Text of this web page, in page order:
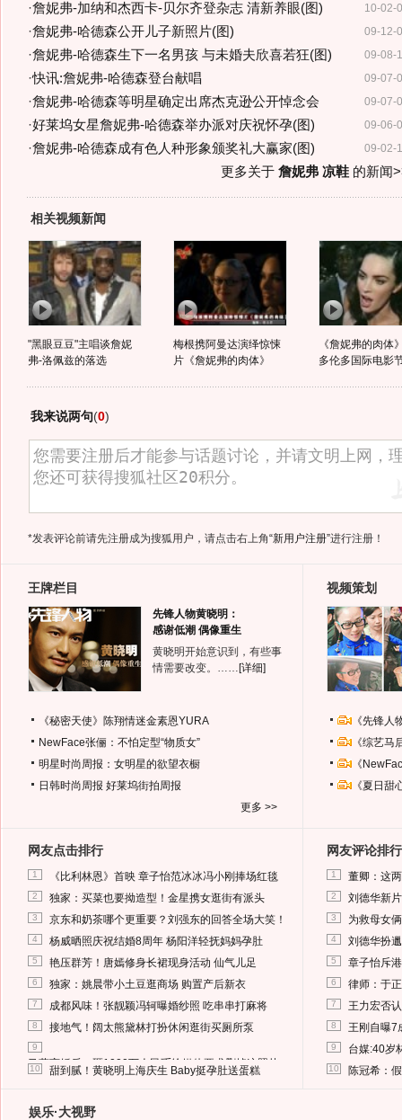
10-02-
·詹妮弗-加纳和杰西卡-贝尔齐登杂志 清新养眼(图)
09-12-
·詹妮弗-哈德森公开儿子新照片(图)
09-08-
·詹妮弗-哈德森生下一名男孩 与未婚夫欣喜若狂(图)
09-07-
·快讯:詹妮弗-哈德森登台献唱
09-07-
·詹妮弗-哈德森等明星确定出席杰克逊公开悼念会
09-06-
·好莱坞女星詹妮弗-哈德森举办派对庆祝怀孕(图)
09-02-
·詹妮弗-哈德森成有色人种形象颁奖礼大赢家(图)
更多关于 詹妮弗 凉鞋的新闻
相关视频新闻
"黑眼豆豆"主唱谈詹妮
弗-洛佩兹的落选
梅根携阿曼达演绎惊悚
片《詹妮弗的肉体》
《詹妮弗的肉体
多伦多国际电影
我来说两句(0)
*发表评论前请先注册成为搜狐用户，请点击右上角“新用户注册”进行注册！
王牌栏目
先锋人物黄晓明：
感谢低潮 偶像重生
黄晓明开始意识到，有些事
情需要改变。…… [详细]
《秘密天使》陈翔情迷金素恩YURA
NewFace张俪：不怕定型“物质女”
明星时尚周报：女明星的欲望衣橱
日韩时尚周报 好莱坞街拍周报
更多 >>
视频策划
《先锋
《综艺
《
《夏日
网友点击排行
1 《比利林恩》首映 章子怡范冰冰冯小刚捧场红毯
2 独家：买菜也要拗造型！金星携女逛街有派头
3 京东和奶茶哪个更重要？刘强东的回答全场大笑！
4 杨威晒照庆祝结婚8周年 杨阳洋轻抚妈妈孕肚
5 艳压群芳！唐嫣修身长裙现身活动 仙气儿足
6 独家：姚晨带小土豆逛商场 购置产后新衣
7 成都风味！张靓颖冯轲曝婚纱照 吃串串打麻将
8 接地气！阔太熊黛林打扮休闲逛街买厕所泵
9
马蓉离婚后，砸1000万人民币给媒体要求删掉这照片
10 甜到腻！黄晓明上海庆生 Baby挺孕肚送蛋糕
网友评论排行
1 董卿：这
2 刘德华新
3 为救母女
4 刘德华扮
5 章子怡斥
6 律师：于
7 王力宏否
8 王刚自曝7
9 台媒:40岁
10 陈冠希：
娱乐·大视野